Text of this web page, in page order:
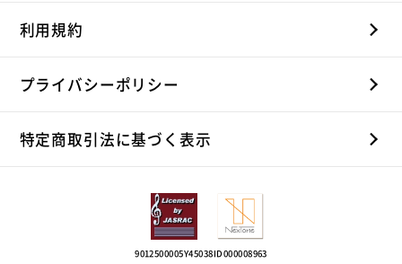
利用規約
プライバシーポリシー
特定商取引法に基づく表示
9012500005Y45038 ID000008963